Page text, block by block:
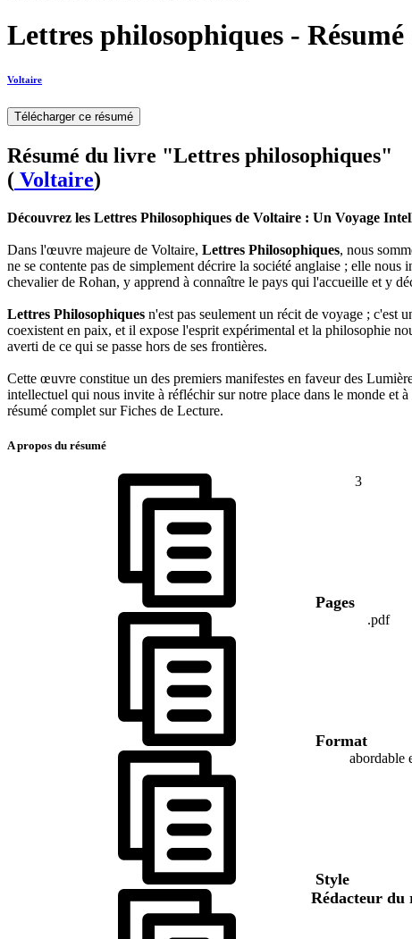
Lettres philosophiques -
Voltaire
Télécharger ce résumé
Résumé du livre "Lettres philosophiques"
( Voltaire)
Découvrez les Lettres Philosophiques de Voltaire : Un Voyage
Dans l'œuvre majeure de Voltaire, Lettres Philosophiques, nous
ne se contente pas de simplement décrire la société anglaise ; elle
chevalier de Rohan, y apprend à connaître le pays qui l'accueille et y
Lettres Philosophiques n'est pas seulement un récit de voyage ; c'est
coexistent en paix, et il expose l'esprit expérimental et la philosophie
averti de ce qui se passe hors de ses frontières.
Cette œuvre constitue un des premiers manifestes en faveur des
intellectuel qui nous invite à réfléchir sur notre place dans le monde et
résumé complet sur Fiches de Lecture.
A propos du résumé
Pages
3
Format
.pdf
Style
abordable
Rédacteur du